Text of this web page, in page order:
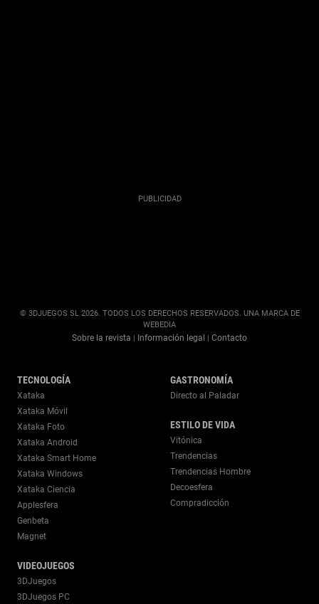
© 3DJUEGOS SL 2026. TODOS LOS DERECHOS RESERVADOS. UNA MARCA DE
WEBEDIA
Sobre la revista | Información legal | Contacto
TECNOLOGÍA
Xataka
Xataka Móvil
Xataka Foto
Xataka Android
Xataka Smart Home
Xataka Windows
Xataka Ciencia
Applesfera
Genbeta
Magnet
VIDEOJUEGOS
3DJuegos
3DJuegos PC
GASTRONOMÍA
Directo al Paladar
ESTILO DE VIDA
Vitónica
Trendencias
Trendencias Hombre
Decoesfera
Compradicción